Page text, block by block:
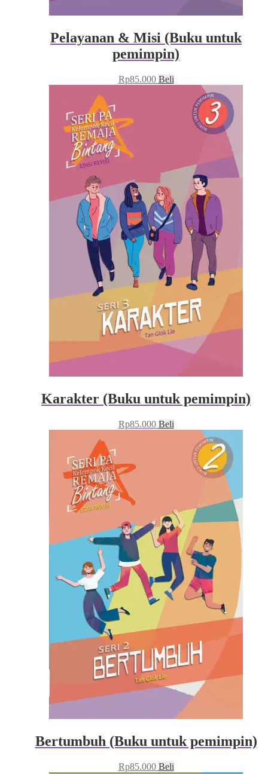
Pelayanan & Misi (Buku untuk
pemimpin)
Rp85.000 Beli
Karakter (Buku untuk pemimpin)
Rp85.000 Beli
Bertumbuh (Buku untuk pemimpin)
Rp85.000 Beli